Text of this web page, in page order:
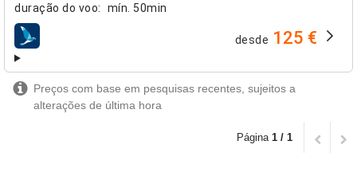
duração do voo: mín. 50min
companhias aéreas desde 125 €
Preços com base em pesquisas recentes, sujeitos a
alterações de última hora
Página 1 / 1